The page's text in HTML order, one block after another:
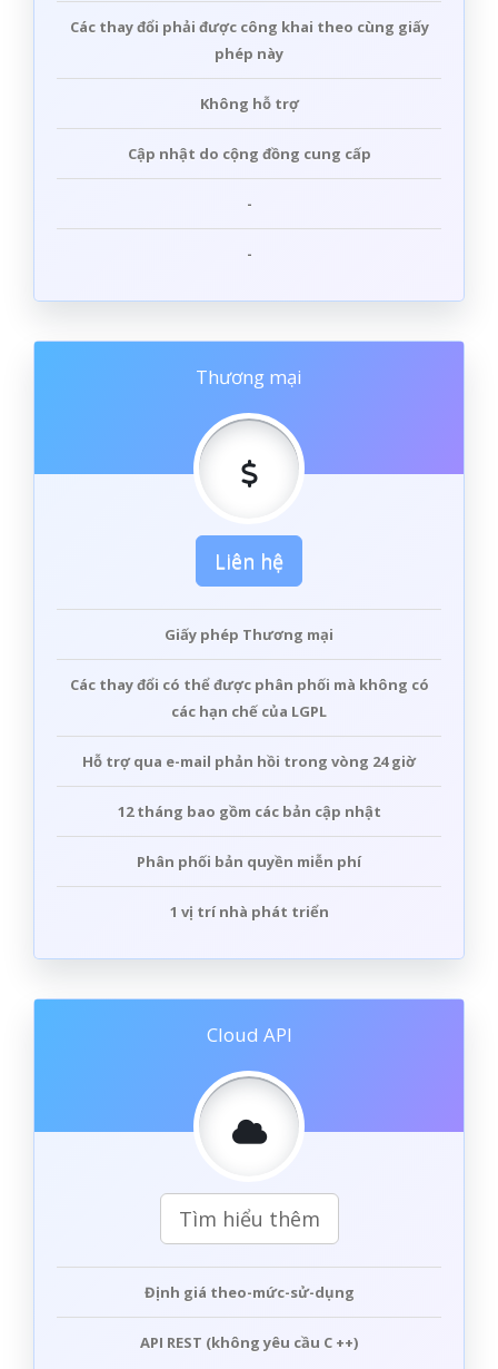
Các thay đổi phải được công khai theo cùng giấy
phép này
Không hỗ trợ
Cập nhật do cộng đồng cung cấp
-
-
Thương mại
Liên hệ
Giấy phép Thương mại
Các thay đổi có thể được phân phối mà không có
các hạn chế của LGPL
Hỗ trợqua e-mail phản hồi trong vòng 24 giờ
12tháng bao gồm các bản cập nhật
Phân phối bản quyền miễn phí
1 vị trí nhà phát triển
Cloud API
Tìm hiểu thêm
Định giá theo-mức-sử-dụng
API REST (không yêu cầu C ++)